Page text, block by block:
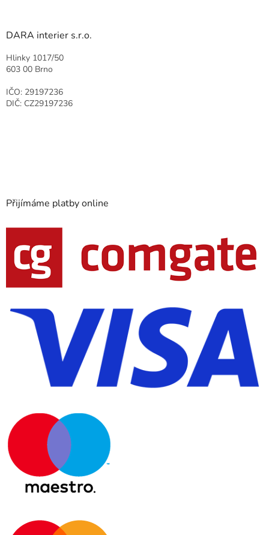
DARA interier s.r.o.
Hlinky 1017/50
603 00 Brno
IČO: 29197236
DIČ: CZ29197236
Přijímáme platby online